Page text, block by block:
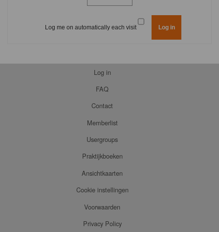
Log me on automatically each visit
Log in
FAQ
Contact
Memberlist
Usergroups
Praktijkboeken
Ansichtkaarten
Cookie instellingen
Voorwaarden
Privacy Policy